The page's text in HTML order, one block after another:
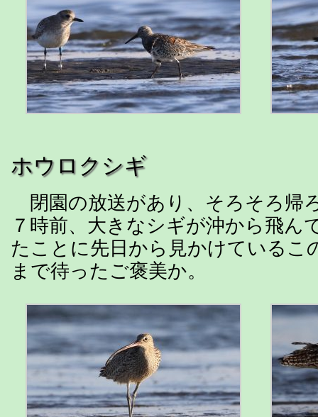
ホウロクシギ
閉園の放送があり、そろそろ帰
７時前、大きなシギが沖から飛
たことに先日から見かけているこ
まで待ったご褒美か。